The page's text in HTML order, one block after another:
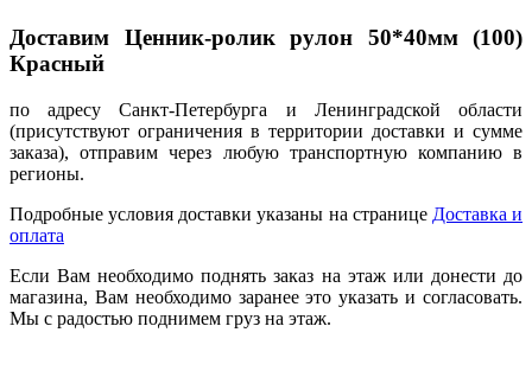
Доставим Ценник-ролик рулон 50*40мм (100)
Красный
по адресу Санкт-Петербурга и Ленинградской области
(присутствуют ограничения в территории доставки и сумме
заказа), отправим через любую транспортную компанию в
регионы.
Подробные условия доставки указаны на странице Доставка и
оплата
Если Вам необходимо поднять заказ на этаж или донести до
магазина, Вам необходимо заранее это указать и согласовать.
Мы с радостью поднимем груз на этаж.